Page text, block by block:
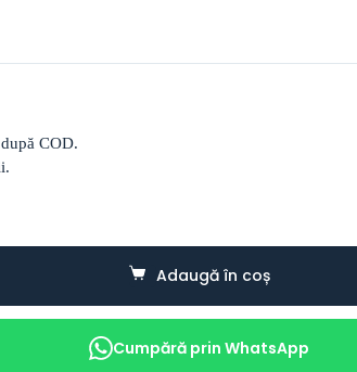
COD.
Adaugă în coș
Cumpără prin WhatsApp